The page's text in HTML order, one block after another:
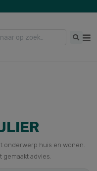
onderwerp huis en wonen.
gemaakt advies.